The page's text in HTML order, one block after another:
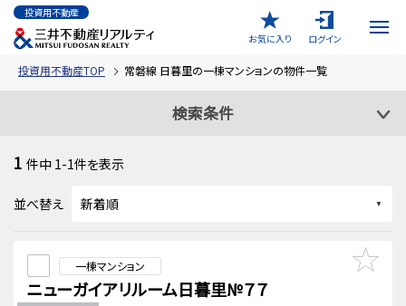
投資用不動産
お気に入り
ログイン
投資用不動産TOP 常磐線 日暮里の一棟マンションの物件一覧
検索条件
1 件中 1-1件を表示
並べ替え
一棟マンション
ニューガイアリルーム日暮里№７７